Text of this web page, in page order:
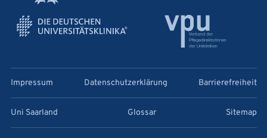
Impressum Datenschutzerklärung Barrierefreiheit
Uni Saarland Glossar Sitemap